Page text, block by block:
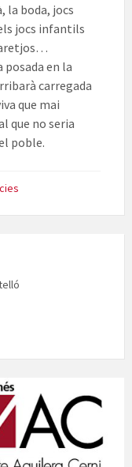
la boda, jocs
jocs infantils
posada en la
carregada
que mai
que no seria
poble.